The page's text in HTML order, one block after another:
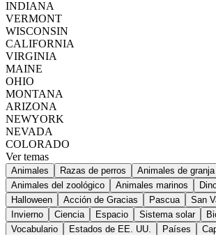
INDIANA
VERMONT
WISCONSIN
CALIFORNIA
VIRGINIA
MAINE
OHIO
MONTANA
ARIZONA
NEWYORK
NEVADA
COLORADO
Ver temas
Animales Razas de perros
Animales de granja
Animales del zoológico
Animales marinos
Halloween
Acción de Gracias Pascua San
Invierno
Ciencia Espacio Sistema solar
Vocabulario
Estados de EE. UU. Países